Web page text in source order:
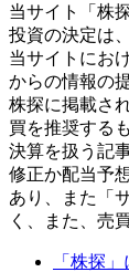
当サイト「株
投資の決定は
当サイトにお
からの情報の
株探に掲載さ
買を推奨する
決算を扱う記
修正か配当予
あり、また「
く、また、売
「株探